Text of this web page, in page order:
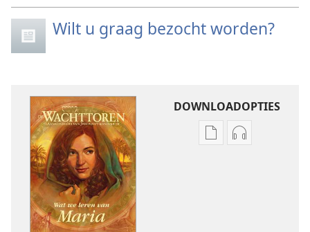
Wilt u graag bezocht worden?
DOWNLOADOPTIES
Downloadopties